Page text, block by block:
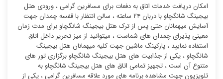
امکان دریافت خدمات اتاق به دفعات برای مسافرین گرامی ، ورودی هتل
بیجینگ شانگچاو با دربان ۲۴ ساعته ، سالن انتظار با قفسه چمدان جهت
آسایش میهمانان حتی پس از ترک هتل بیجینگ شانگچاو برای مدت زمان
معینی پذیرای چمدان های شماست ، میتوانید از میز تحریر داخل اتاق
استفاده نمایید ، پارکینگ ماشین جهت کلیه میهمانان هتل بیجینگ
شانگچاو ، یکی از جذابیت های هتل بیجینگ شانگچاو برگزاری تور های
متنوع آن است ، تجهیز تمامی اتاق های هتل بیجینگ شانگچاو به
تلویزیون جهت مشاهده برنامه های مورد علاقه مسافرین گرامی ، یکی از